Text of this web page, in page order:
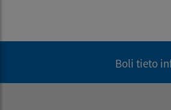
Boli tieto